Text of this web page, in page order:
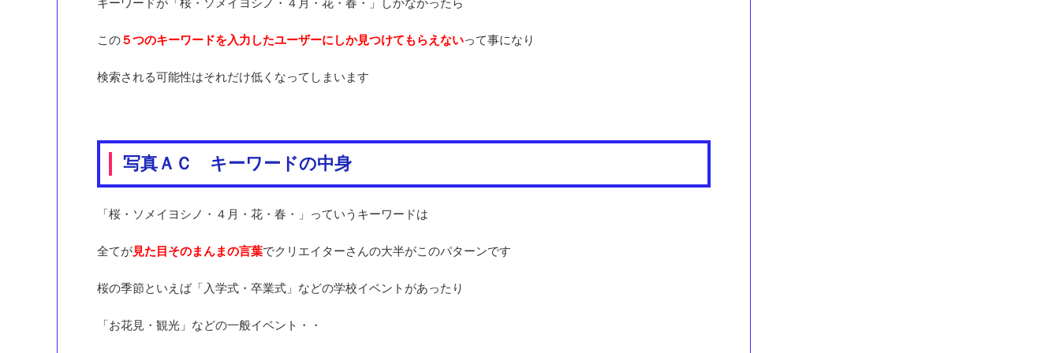
この５つのキーワードを入力したユーザーにしか見つけてもらえないって事になり
検索される可能性はそれだけ低くなってしまいます
写真ＡＣ キーワードの中身
「桜・ソメイヨシノ・４月・花・春・」っていうキーワードは
全てが見た目そのまんまの言葉でクリエイターさんの大半がこのパターンです
桜の季節といえば「入学式・卒業式」などの学校イベントがあったり
「お花見・観光」などの一般イベント・・